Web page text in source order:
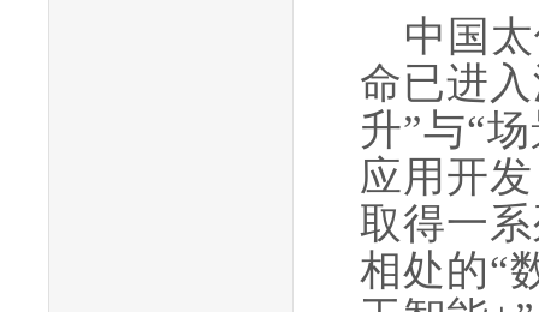
中国
命已进
升”与“
应用开
取得一
相处的“